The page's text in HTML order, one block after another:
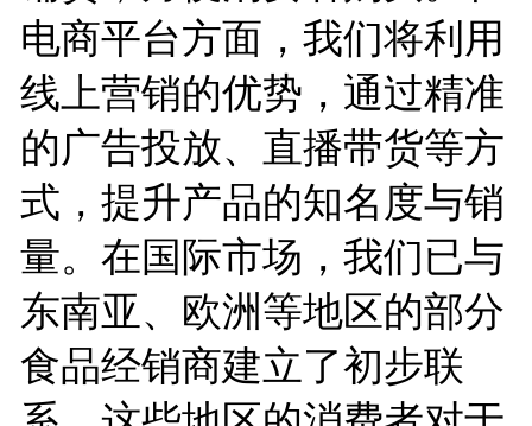
电商平台方面，我们将利用
线上营销的优势，通过精准
的广告投放、直播带货等方
式，提升产品的知名度与销
量。在国际市场，我们已与
东南亚、欧洲等地区的部分
食品经销商建立了初步联